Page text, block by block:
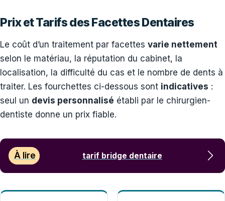
Prix et Tarifs des Facettes Dentaires
Le coût d’un traitement par facettes varie nettement
selon le matériau, la réputation du cabinet, la
localisation, la difficulté du cas et le nombre de dents à
traiter. Les fourchettes ci-dessous sont indicatives :
seul un devis personnalisé établi par le chirurgien-
dentiste donne un prix fiable.
À lire tarif bridge dentaire